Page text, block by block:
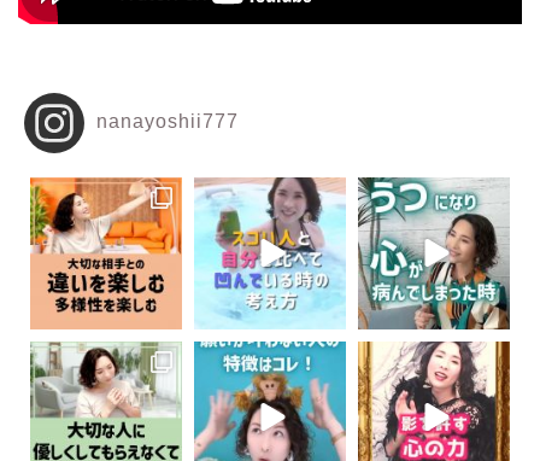
nanayoshii777